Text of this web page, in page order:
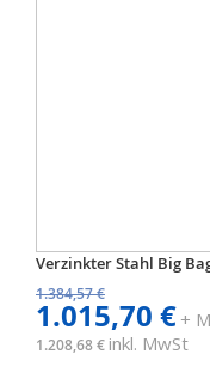
Verzinkter Stahl Big
1.384,57 €
1.015,70 €+
1.208,68 € inkl. MwSt